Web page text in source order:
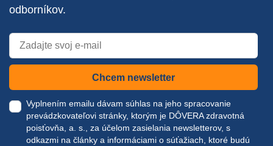
odborníkov.
Chcem newsletter
Vyplnením emailu dávam súhlas na jeho spracovanie
prevádzkovateľovi stránky, ktorým je DÔVERA zdravotná
poisťovňa, a. s., za účelom zasielania newsletterov, s
odkazmi na články a informáciami o súťažiach, ktoré budú